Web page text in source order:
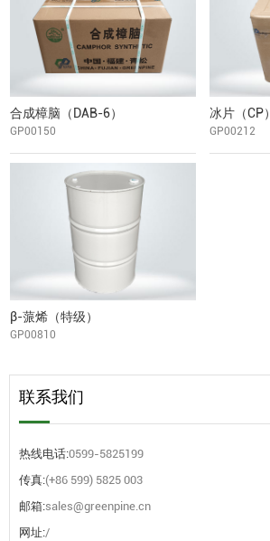
合成樟脑（DAB-6）
GP00150
冰片（CP）
GP00212
β-蒎烯（特级）
GP00810
联系我们
热线电话:0599-5825199
传真:(+86 599) 5825 003
邮箱:sales@greenpine.cn
网址:/